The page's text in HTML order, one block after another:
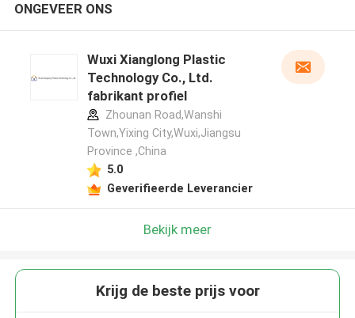
ONGEVEER ONS
Wuxi Xianglong Plastic
Technology Co., Ltd.
fabrikant profiel
Zhounan Road,Wanshi
Town,Yixing City,Wuxi,Jiangsu
Province ,China
5.0
Geverifieerde Leverancier
Bekijk meer
Krijg de beste prijs voor